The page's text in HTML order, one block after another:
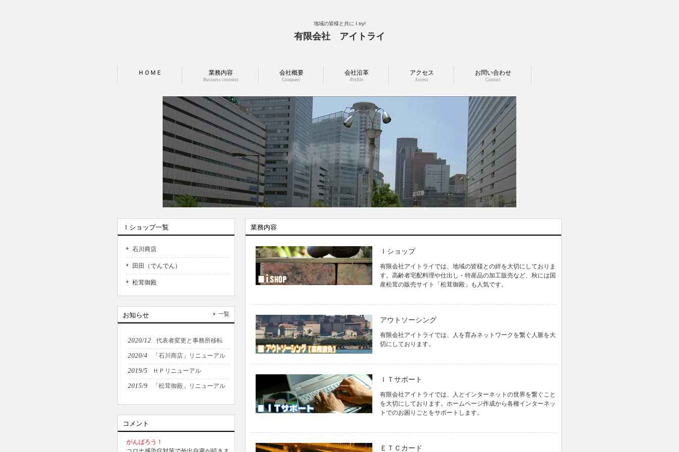
地域の皆様と共に I try!
有限会社 アイトライ
ＨＯＭＥ 業務内容
Business contents
会社概要
Company
会社沿革
Profile
アクセス
Access
お問い合わせ
Contact
業務内容
Ｉショップ
有限会社アイトライでは、地域の皆様との絆を大切にしておりま
す。高齢者宅配料理や仕出し・特産品の加工販売など、秋には国
産松茸の販売サイト「松茸御殿」も人気です。
アウトソーシング
有限会社アイトライでは、人を育みネットワークを繋ぐ人脈を大
切にしております。
ＩＴサポート
有限会社アイトライでは、人とインターネットの世界を繋ぐこと
を大切にしております。ホームページ作成から各種インターネッ
トでのお困りごとをサポートします。
ＥＴＣカード
Ｉショップ一覧
石川商店
田田（でんでん）
松茸御殿
お知らせ 一覧
2020/12 代表者変更と事務所移転
2020/4 「石川商店」リニューアル
2019/5 ＨＰリニューアル
2015/9 「松茸御殿」リニューアル
コメント
がんばろう！